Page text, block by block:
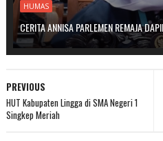
HUMAS
CERITA ANNISA PARLEMEN REMAJA
PREVIOUS
HUT Kabupaten Lingga di SMA Negeri 1
Singkep Meriah